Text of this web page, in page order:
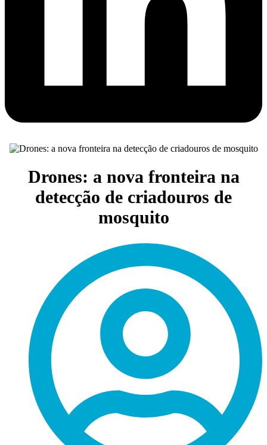
Drones: a nova fronteira na
detecção de criadouros de
mosquito